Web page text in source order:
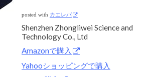
posted with カエレバ
Shenzhen Zhongliwei Science and
Technology Co., Ltd
Amazonで購入
Yahooショッピングで購入